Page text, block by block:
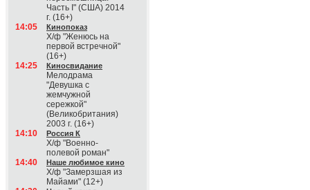
Часть I" (США) 2014
г. (16+)
14:05
Кинопоказ
Х/ф "Женюсь на
первой встречной"
(16+)
14:25
Киносвидание
Мелодрама
"Девушка с
жемчужной
сережкой"
(Великобритания)
2003 г. (16+)
14:10
Россия К
Х/ф "Военно-
полевой роман"
14:40
Наше любимое кино
Х/ф "Замерзшая из
Майами" (12+)